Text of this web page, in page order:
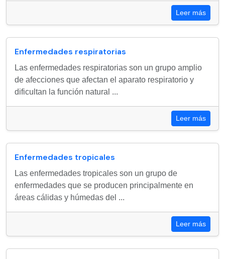
Leer más
Enfermedades respiratorias
Las enfermedades respiratorias son un grupo amplio
de afecciones que afectan el aparato respiratorio y
dificultan la función natural ...
Leer más
Enfermedades tropicales
Las enfermedades tropicales son un grupo de
enfermedades que se producen principalmente en
áreas cálidas y húmedas del ...
Leer más